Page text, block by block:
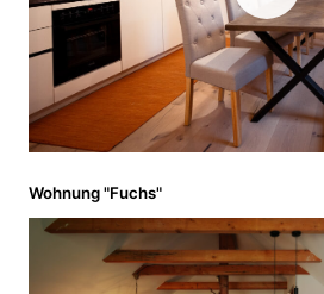
Wohnung "Fuchs"